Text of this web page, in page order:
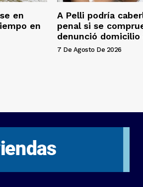
en
en
A Pelli podría
penal si se
denunció domicilio
7 De Agosto De 2026